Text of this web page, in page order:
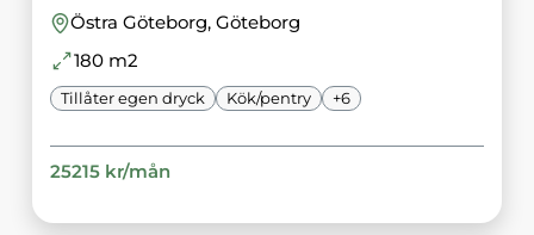
Östra Göteborg, Göteborg
180m2
Tillåter egen dryck Kök/pentry +6
25215kr/mån